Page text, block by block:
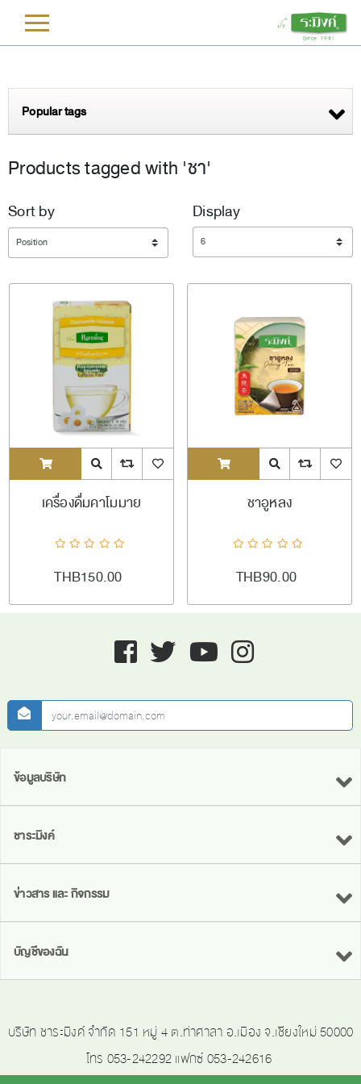
Popular tags
Products tagged with 'ชา'
Sort by
Display
Display
ADDTOCART Quick ViewAddToCompareList
AddToWishlist
เครื่องดื่มคาโมมาย
THB150.00
ADDTOCART Quick View
ชาอูหลง
THB90.00
Facebook twitter youtube instagram
newsletter
ข้อมูลบริษัท
ชาระมิงค์
ข่าวสาร และ กิจกรรม
บัญชีของฉัน
บริษัท ชาระมิงค์ จำกัด 151 หมู่ 4 ต.ท่าศาลา อ.เมือง จ.เชียงใหม่ 50000
โทร 053-242292 แฟกซ์ 053-242616